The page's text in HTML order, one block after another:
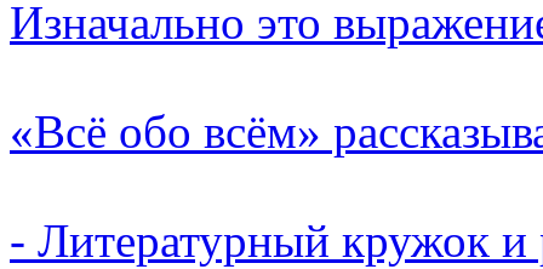
Изначально это
«Всё обо всём»
- Литературный кружок